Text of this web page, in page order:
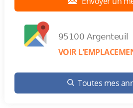
95100 Argenteuil
VOIR
Toutes mes